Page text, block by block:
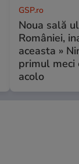
GSP.ro
Noua sală
României,
aceasta »
primul meci
acolo